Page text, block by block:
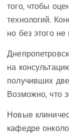
того, чтобы
технологий.
но без этого
на
получивших
Возможно, что
Новые
кафедре